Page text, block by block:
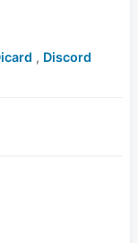
, Discord